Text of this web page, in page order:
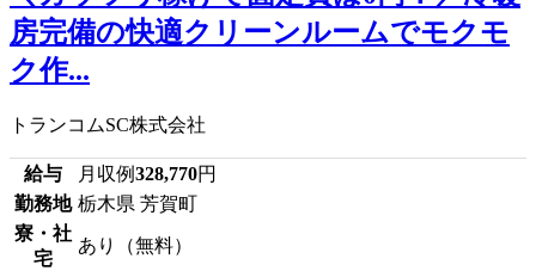
房完備の快適クリーンルームでモクモ
ク作...
トランコムSC株式会社
給与 月収例328,770円
勤務地 栃木県 芳賀町
寮・社
宅
あり（無料）